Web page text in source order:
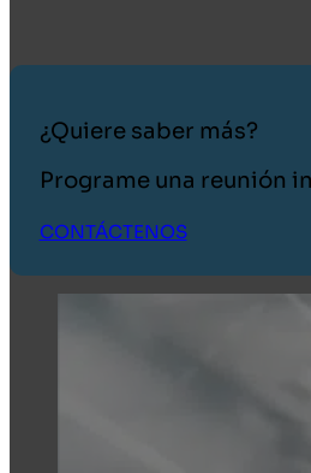
¿Quiere saber más?
Programe una reunión
CONTÁCTENOS